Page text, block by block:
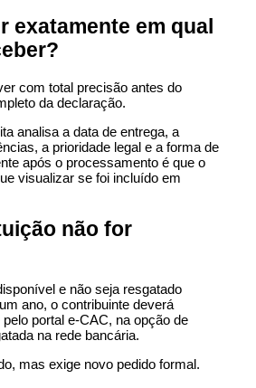
exatamente em qual
com total precisão antes do
da declaração.
analisa a data de entrega, a
a prioridade legal e a forma de
após o processamento é que o
visualizar se foi incluído em
não for
e não seja resgatado
ano, o contribuinte deverá
portal e-CAC, na opção de
na rede bancária.
mas exige novo pedido formal.